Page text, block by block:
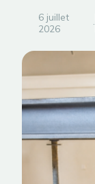
6 juillet
2026
·